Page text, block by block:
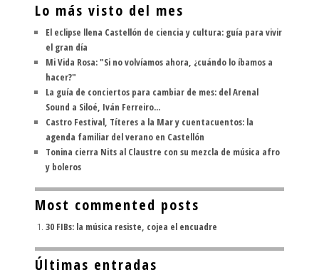
Lo más visto del mes
El eclipse llena Castellón de ciencia y cultura: guía para vivir
el gran día
Mi Vida Rosa: "Si no volvíamos ahora, ¿cuándo lo íbamos a
hacer?"
La guía de conciertos para cambiar de mes: del Arenal
Sound a Siloé, Iván Ferreiro...
Castro Festival, Títeres a la Mar y cuentacuentos: la
agenda familiar del verano en Castellón
Tonina cierra Nits al Claustre con su mezcla de música afro
y boleros
Most commented posts
30 FIBs: la música resiste, cojea el encuadre
Últimas entradas